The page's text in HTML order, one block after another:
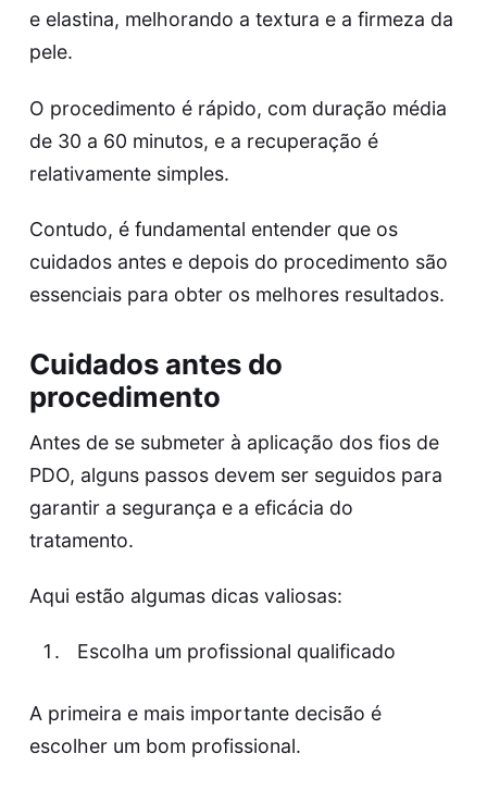
e elastina, melhorando a textura e a firmeza da
pele.
O procedimento é rápido, com duração média
de 30 a 60 minutos, e a recuperação é
relativamente simples.
Contudo, é fundamental entender que os
cuidados antes e depois do procedimento são
essenciais para obter os melhores resultados.
Cuidados antes do
procedimento
Antes de se submeter à aplicação dos fios de
PDO, alguns passos devem ser seguidos para
garantir a segurança e a eficácia do
tratamento.
Aqui estão algumas dicas valiosas:
Escolha um profissional qualificado
A primeira e mais importante decisão é
escolher um bom profissional.